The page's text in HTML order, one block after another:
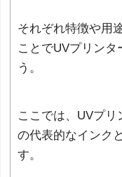
それぞれ特徴や用
ことでUVプリンタ
う。
ここでは、UVプ
の代表的なインク
す。